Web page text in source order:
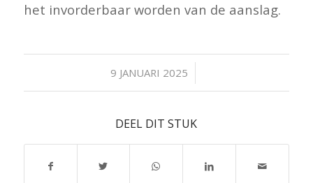
het invorderbaar worden van de aanslag.
9 JANUARI 2025
/
DEEL DIT STUK